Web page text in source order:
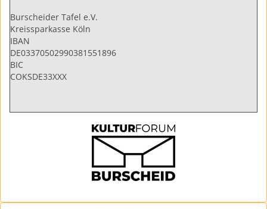
Burscheider Tafel e.V.
Kreissparkasse Köln
IBAN
DE03370502990381551896
BIC
COKSDE33XXX